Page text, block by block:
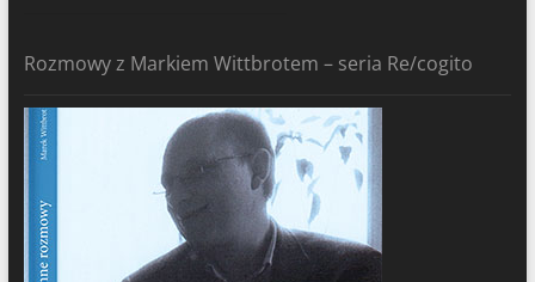
Rozmowy z Markiem Wittbrotem – seria Re/cogito